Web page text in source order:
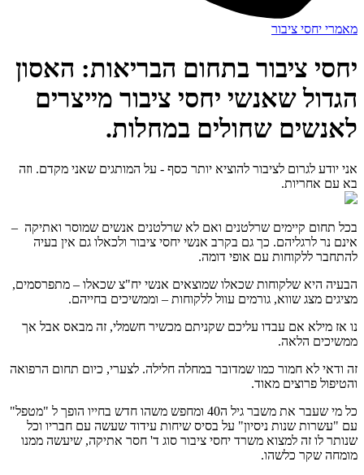
מאמרי יחסי ציבור
יחסי ציבור בתחום הבריאות: האסון
הגדול שאנשי יחסי ציבור מייצרים
לאנשים שחולים במחלות.
אני יודע לגרום לציבור להוציא יותר כסף - על המותגים שאני מקדם. וזה
בא עם אחריות.
בכל תחום קיימים שרלטנים ואם לא שרלטנים אנשים שמוסר ואתיקה –
אינם נר לרגליהם. כך גם בקרב אנשי יחסי ציבור ולכאלו גם אין בעיה
להתחבר ללקוחות עם אופי דומה.
הבעיה היא שלקוחות שכאלו שמוצאים אנשי יח"צ שכאלו – מתפרסמים,
מציגים מצג שווא, גורמים עוול ללקוחות – וממשיכים בחייהם.
נו אז מילא אם עבדו עליכם שקניתם מכשיר חשמלי, זה מבאס אבל אך
ממשיכים הלאה.
זה ודאי לא חמור כמו שמדובר במחלה חלילה. לצערי, כיום תחום הרפואה
והטיפול פרוצים מאוד.
כל מי שעבר את משבר גיל ה40 ומחפש משהו חדש בחייו הופך ל "מטפל"
עם "עשרות שנות ניסיון" על בסיס שיחות עידוד שעשה עם חבריו וכל
שנותר לו זה למצוא משרד יחסי ציבור סוג ד' חסר אתיקה, שיעשה ממנו
מומחה שקר כלשהו.